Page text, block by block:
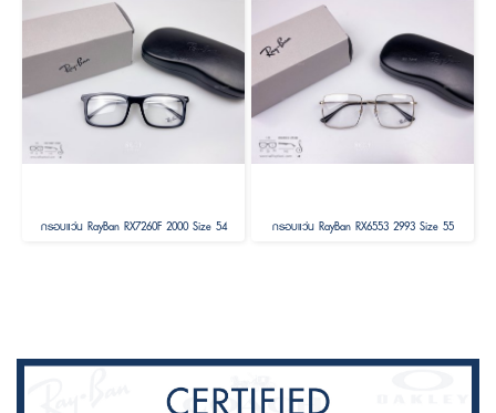
กรอบแว่น RayBan RX7260F 2000 Size 54 กรอบแว่น RayBan RX6553 2993 Size 55